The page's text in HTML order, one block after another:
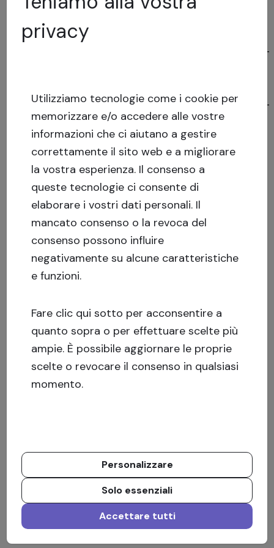
Prestito non garantito:
https://blog.crowdestate.eu/it/2020/prestito-
https://blog.crowdestate.eu/it/2020/prestito-
mezzanino-definizione/
privacy
Utilizziamo tecnologie come i cookie per
memorizzare e/o accedere alle vostre
informazioni che ci aiutano a gestire
correttamente il sito web e a migliorare
la vostra esperienza. Il consenso a
queste tecnologie ci consente di
elaborare i vostri dati personali. Il
mancato consenso o la revoca del
consenso possono influire
negativamente su alcune caratteristiche
e funzioni.
Fare clic qui sotto per acconsentire a
quanto sopra o per effettuare scelte più
ampie. È possibile aggiornare le proprie
scelte o revocare il consenso in qualsiasi
momento.
Personalizzare
Solo essenziali
Accettare tutti